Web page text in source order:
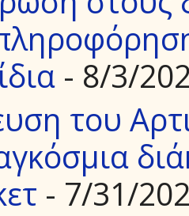
- 8/3/
του
- 7/31/